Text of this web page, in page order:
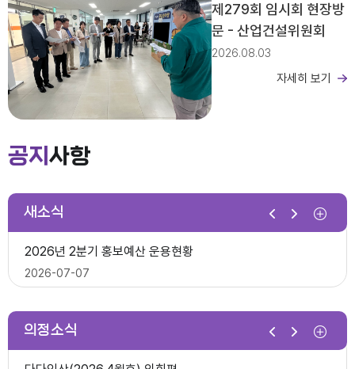
제279회 익산시의회(임시회) 의사일정(안)
제279회 익산시의회 임시회 집회공고
제278회 익산시의회 임시회 의사일정(안)
제279회 임시회 현장방
문 - 산업건설위원회
2026.08.03
자세히 보기
공지 사항
새소식
2026-03-26
2026년 2분기 홍보예산 운용현황
2026-07-07
의정소식
다다익산(2025.12월호) 의회편
2025-12-03